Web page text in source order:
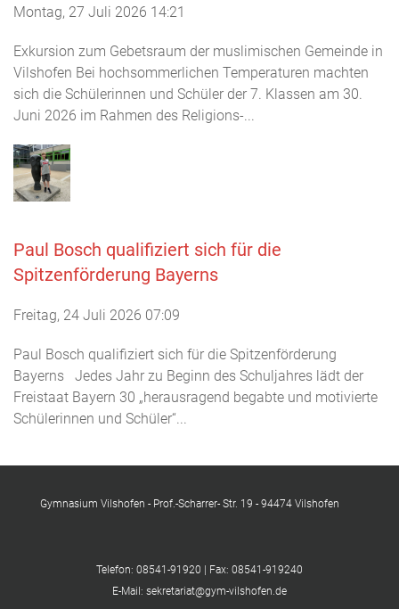
Montag, 27 Juli 2026 14:21
Exkursion zum Gebetsraum der muslimischen Gemeinde in
Vilshofen Bei hochsommerlichen Temperaturen machten
sich die Schülerinnen und Schüler der 7. Klassen am 30.
Juni 2026 im Rahmen des Religions-...
Paul Bosch qualifiziert sich für die
Spitzenförderung Bayerns
Freitag, 24 Juli 2026 07:09
Paul Bosch qualifiziert sich für die Spitzenförderung
Bayerns Jedes Jahr zu Beginn des Schuljahres lädt der
Freistaat Bayern 30 „herausragend begabte und motivierte
Schülerinnen und Schüler“...
Gymnasium Vilshofen - Prof.-Scharrer- Str. 19 - 94474 Vilshofen
Telefon: 08541-91920 | Fax: 08541-919240
E-Mail: sekretariat@gym-vilshofen.de